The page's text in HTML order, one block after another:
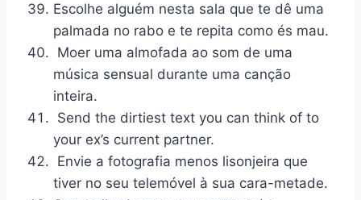
Escolhe alguém nesta sala que te dê uma
palmada no rabo e te repita como és mau.
Moer uma almofada ao som de uma
música sensual durante uma canção
inteira.
Send the dirtiest text you can think of to
your ex’s current partner.
Envie a fotografia menos lisonjeira que
tiver no seu telemóvel à sua cara-metade.